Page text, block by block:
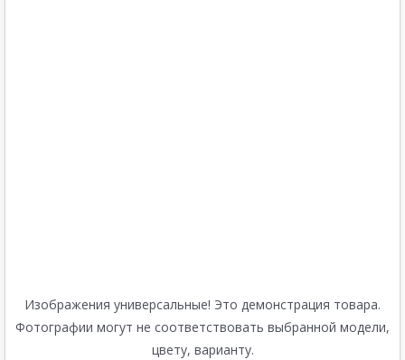
Изображения универсальные! Это демонстрация товара.
Фотографии могут не соответствовать выбранной модели,
цвету, варианту.